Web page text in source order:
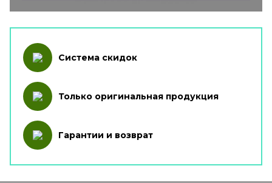
Система скидок
Только оригинальная продукция
Гарантии и возврат